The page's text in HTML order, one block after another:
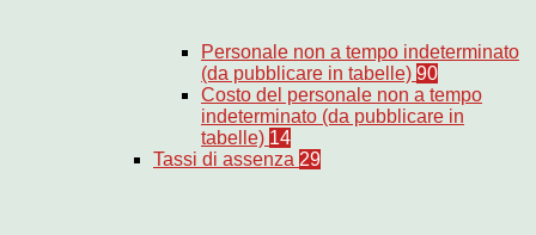
Personale non a tempo indeterminato
(da pubblicare in tabelle) 90
Costo del personale non a tempo
indeterminato (da pubblicare in
tabelle) 14
Tassi di assenza 29